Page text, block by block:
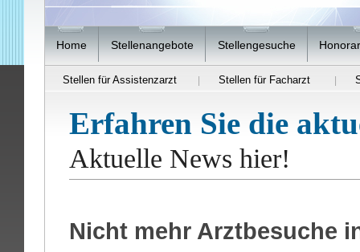
Home Stellenangebote Stellengesuche
Stellen für Assistenzarzt Stellen für Facharzt
Erfahren Sie die
Aktuelle News hier!
Nicht mehr Arztbesuche